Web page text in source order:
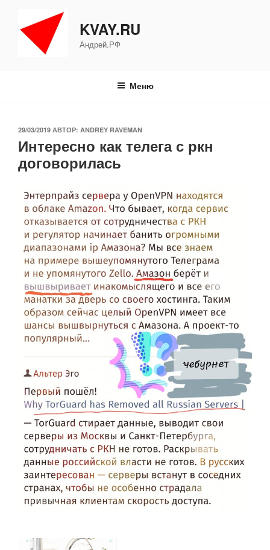
содержимому
KVAY.RU
Андрей.РФ
Меню
ОПУБЛИКОВАНО
29/03/2019 АВТОР: ANDREY RAVEMAN
Интересно как телега с ркн
договорилась